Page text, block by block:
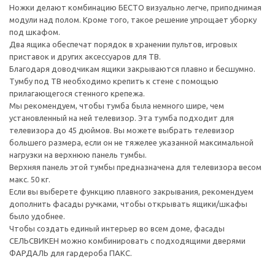
Ножки делают комбинацию БЕСТО визуально легче, приподнимая
модули над полом. Кроме того, такое решение упрощает уборку
под шкафом.
Два ящика обеспечат порядок в хранении пультов, игровых
приставок и других аксессуаров для ТВ.
Благодаря доводчикам ящики закрываются плавно и бесшумно.
Тумбу под ТВ необходимо крепить к стене с помощью
прилагающегося стенного крепежа.
Мы рекомендуем, чтобы тумба была немного шире, чем
установленный на ней телевизор. Эта тумба подходит для
телевизора до 45 дюймов. Вы можете выбрать телевизор
большего размера, если он не тяжелее указанной максимальной
нагрузки на верхнюю панель тумбы.
Верхняя панель этой тумбы предназначена для телевизора весом
макс. 50 кг.
Если вы выберете функцию плавного закрывания, рекомендуем
дополнить фасады ручками, чтобы открывать ящики/шкафы
было удобнее.
Чтобы создать единый интерьер во всем доме, фасады
СЕЛЬСВИКЕН можно комбинировать с подходящими дверями
ФАРДАЛЬ для гардероба ПАКС.